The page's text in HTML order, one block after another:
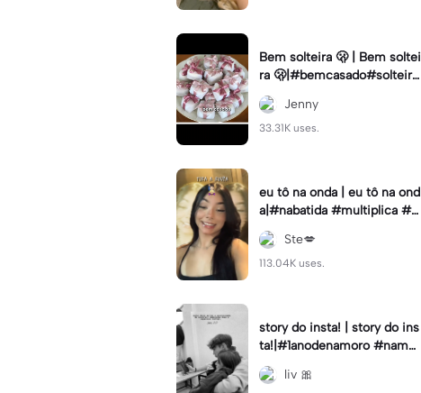
Bem solteira 🫢 | Bem soltei
ra 🫢|#bemcasado#solteira
#trendtiktok#i5#viral
Jenny
33.31K uses.
eu tô na onda | eu tô na ond
a|#nabatida #multiplica #e
feitos #efeitoscapcut #vira
lcut
Ste💋
113.04K uses.
story do insta! | story do ins
ta!|#1anodenamoro #namor
o #storynamorados
liv 🎀